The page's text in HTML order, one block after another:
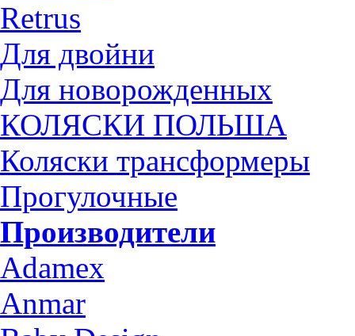
Retrus
Для двойни
Для новорожденных
КОЛЯСКИ ПОЛЬША
Коляски трансформеры
Прогулочные
Производители
Adamex
Anmar